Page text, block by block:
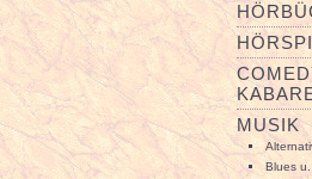
MUSIK
Blues